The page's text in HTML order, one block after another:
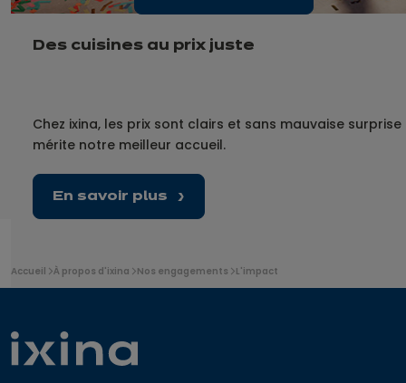
Des cuisines au prix juste
Chez ixina, les prix sont clairs et sans mauvaise
mérite notre meilleur accueil.
En savoir plus
Vous
êtes
Accueil À propos d'ixina Nos engagements L'impact